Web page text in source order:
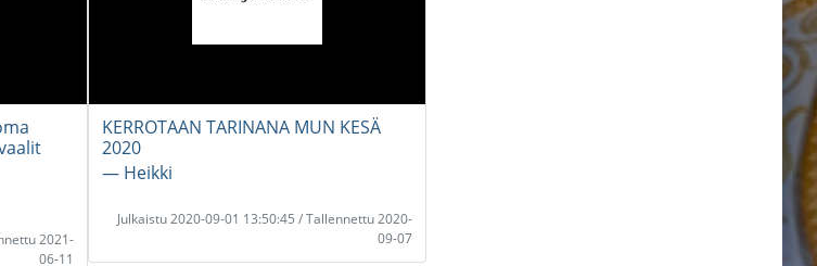
2021-
06-11
KERROTAAN TARINANA MUN KESÄ
2020
― Heikki
Julkaistu 2020-09-01 13:50:45 / Tallennettu 2020-
09-07